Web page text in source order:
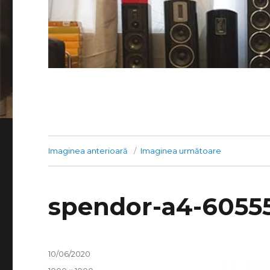
Imaginea anterioară Imaginea următoare
spendor-a4-
Publicat
10/06/2020